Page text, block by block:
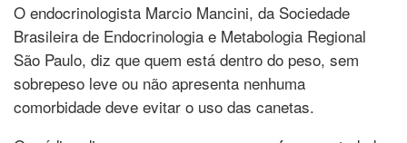
O endocrinologista Marcio Mancini, da Sociedade
Brasileira de Endocrinologia e Metabologia Regional
São Paulo, diz que quem está dentro do peso, sem
sobrepeso leve ou não apresenta nenhuma
comorbidade deve evitar o uso das canetas.